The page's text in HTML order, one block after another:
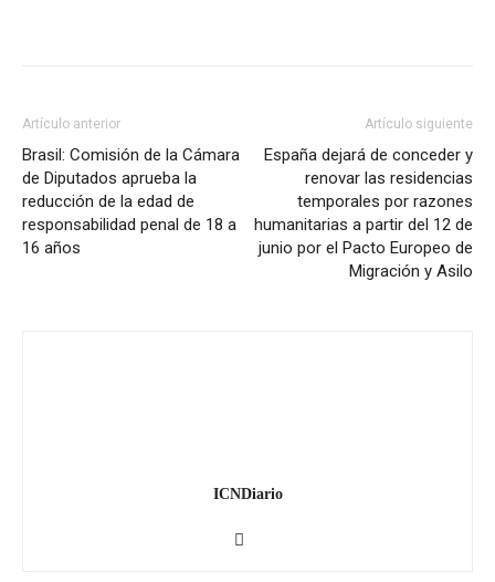
Artículo anterior
Brasil: Comisión de la Cámara
de Diputados aprueba la
reducción de la edad de
responsabilidad penal de 18 a
16 años
Artículo siguiente
España dejará de conceder y
renovar las residencias
temporales por razones
humanitarias a partir del 12 de
junio por el Pacto Europeo de
Migración y Asilo
ICNDiario